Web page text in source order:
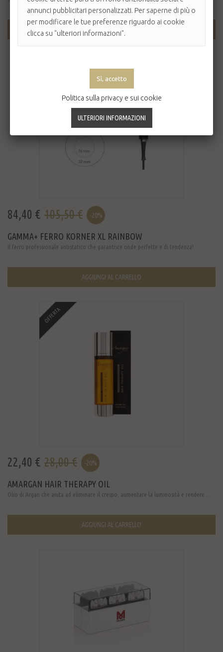
AGGIUNGI AL CARRELLO
84,40 € 105,50 € -20%
GAMMA+ FERRO KORNER XL RAINBOW
Il ferro professionale antistatico che garantisce onde perfette e di tendenza!
AGGIUNGI AL CARRELLO
OFFERTA
22,40 € 28,00 € -20%
AMARGAN HAIR THERAPY OIL
Olio di Argan che aiuta ad eliminare il crespo, aumentare la luminosità e rendere ...
AGGIUNGI AL CARRELLO
annunci pubblicitari personalizzati. Per saperne di più o
per modificare le tue preferenze riguardo ai cookie
clicca su "ulteriori informazioni".
Politica sulla privacy e sui cookie